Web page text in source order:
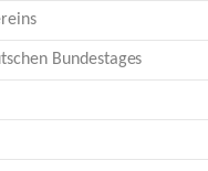
Bundestages